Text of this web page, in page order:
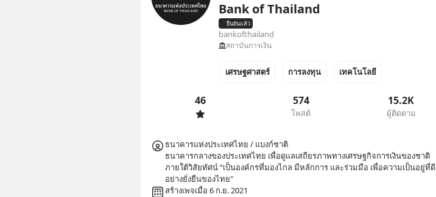
Bank of Thailand
ยืนยันแล้ว
bankofthailand
สถาบันการเงิน
เศรษฐศาสตร์ การลงทุน เทคโนโลยี
46 574
โพสต์
15.2K
ผู้ติดตาม
ธนาคารแห่งประเทศไทย / แบงก์ชาติ
ธนาคารกลางของประเทศไทย เพื่อดูแลเสถียรภาพทางเศรษฐกิจการเงินของชาติ
ภายใต้วิสัยทัศน์ “เป็นองค์กรที่มองไกล มีหลักการ และร่วมมือ เพื่อความเป็นอยู่ที่ดี
อย่างยั่งยืนของไทย"
สร้างเพจเมื่อ 6 ก.ย. 2021